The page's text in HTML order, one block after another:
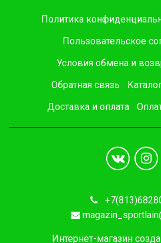
Политика
Пользовательское
Условия обмена и
Обратная связь
Доставка и оплата
Интернет-магазин